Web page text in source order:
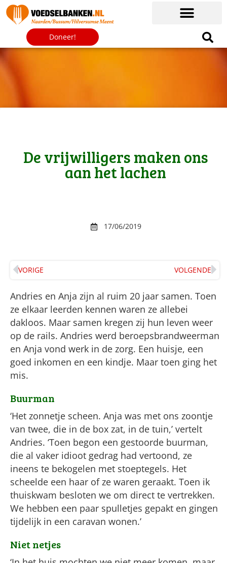
Doneer!
De vrijwilligers maken ons
aan het lachen
17/06/2019
VORIGE VOLGENDE
Andries en Anja zijn al ruim 20 jaar samen. Toen
ze elkaar leerden kennen waren ze allebei
dakloos. Maar samen kregen zij hun leven weer
op de rails. Andries werd beroepsbrandweerman
en Anja vond werk in de zorg. Een huisje, een
goed inkomen en een kindje. Maar toen ging het
mis.
Buurman
‘Het zonnetje scheen. Anja was met ons zoontje
van twee, die in de box zat, in de tuin,’ vertelt
Andries. ‘Toen begon een gestoorde buurman,
die al vaker idioot gedrag had vertoond, ze
ineens te bekogelen met stoeptegels. Het
scheelde een haar of ze waren geraakt. Toen ik
thuiskwam besloten we om direct te vertrekken.
We hebben een paar spulletjes gepakt en gingen
tijdelijk in een caravan wonen.’
Niet netjes